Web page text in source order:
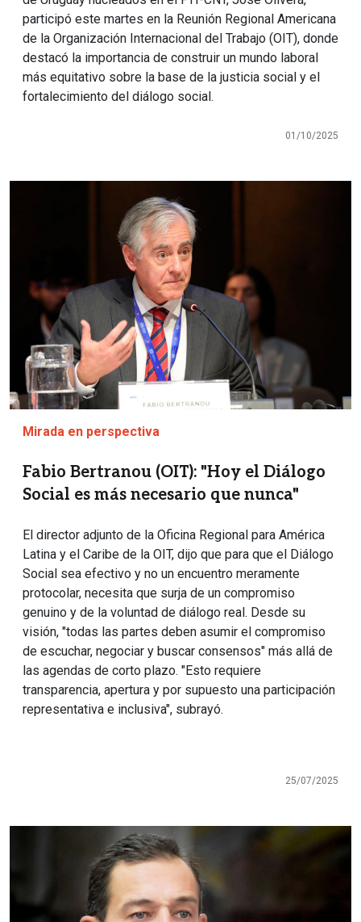
participó este martes en la Reunión Regional Americana
de la Organización Internacional del Trabajo (OIT), donde
destacó la importancia de construir un mundo laboral
más equitativo sobre la base de la justicia social y el
fortalecimiento del diálogo social.
01/10/2025
Mirada en perspectiva
Fabio Bertranou (OIT): "Hoy el Diálogo
Social es más necesario que nunca"
El director adjunto de la Oficina Regional para América
Latina y el Caribe de la OIT, dijo que para que el Diálogo
Social sea efectivo y no un encuentro meramente
protocolar, necesita que surja de un compromiso
genuino y de la voluntad de diálogo real. Desde su
visión, "todas las partes deben asumir el compromiso
de escuchar, negociar y buscar consensos" más allá de
las agendas de corto plazo. "Esto requiere
transparencia, apertura y por supuesto una participación
representativa e inclusiva", subrayó.
25/07/2025